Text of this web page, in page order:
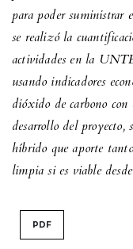
para poder
se realizó la
actividades en la
usando indicadores
dióxido de carbono con
desarrollo del proyecto,
híbrido que aporte
limpia si es viable
PDF